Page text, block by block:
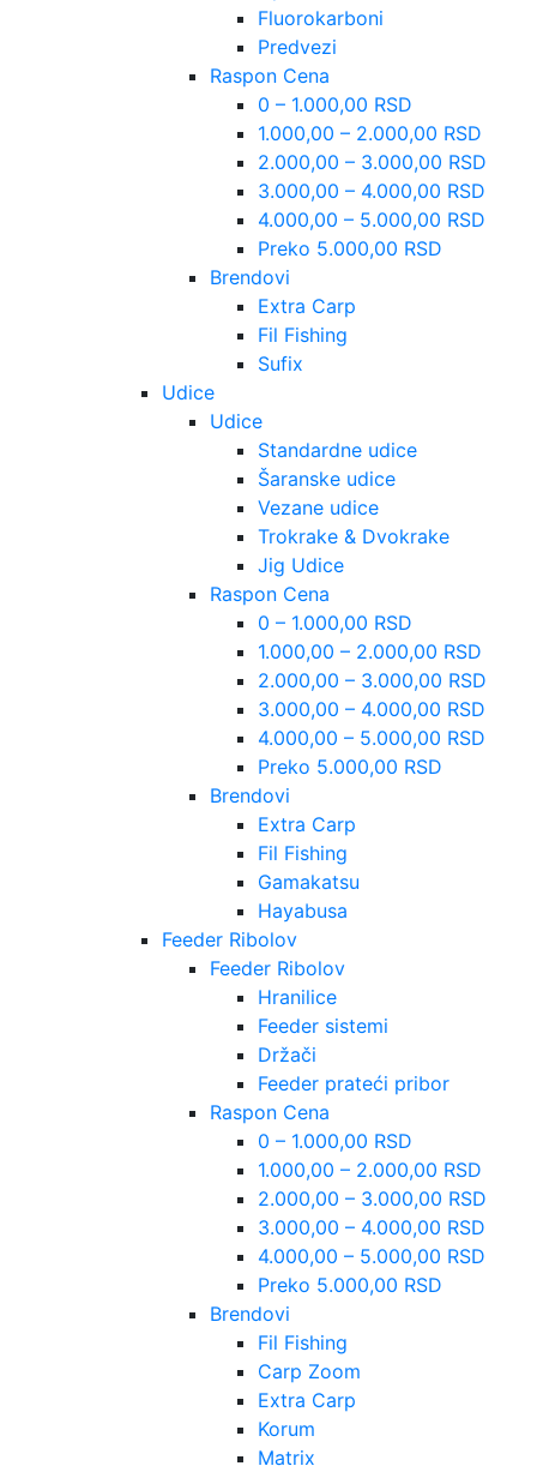
Fluorokarboni
Predvezi
Raspon Cena
0 – 1.000,00 RSD
1.000,00 – 2.000,00 RSD
2.000,00 – 3.000,00 RSD
3.000,00 – 4.000,00 RSD
4.000,00 – 5.000,00 RSD
Preko 5.000,00 RSD
Brendovi
Extra Carp
Fil Fishing
Sufix
Udice
Udice
Standardne udice
Šaranske udice
Vezane udice
Trokrake & Dvokrake
Jig Udice
Raspon Cena
0 – 1.000,00 RSD
1.000,00 – 2.000,00 RSD
2.000,00 – 3.000,00 RSD
3.000,00 – 4.000,00 RSD
4.000,00 – 5.000,00 RSD
Preko 5.000,00 RSD
Brendovi
Extra Carp
Fil Fishing
Gamakatsu
Hayabusa
Feeder Ribolov
Feeder Ribolov
Hranilice
Feeder sistemi
Držači
Feeder prateći pribor
Raspon Cena
0 – 1.000,00 RSD
1.000,00 – 2.000,00 RSD
2.000,00 – 3.000,00 RSD
3.000,00 – 4.000,00 RSD
4.000,00 – 5.000,00 RSD
Preko 5.000,00 RSD
Brendovi
Fil Fishing
Carp Zoom
Extra Carp
Korum
Matrix